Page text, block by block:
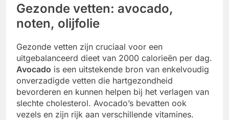
Gezonde vetten: avocado,
noten, olijfolie
Gezonde vetten zijn cruciaal voor een
uitgebalanceerd dieet van 2000 calorieën per dag.
Avocado is een uitstekende bron van enkelvoudig
onverzadigde vetten die hartgezondheid
bevorderen en kunnen helpen bij het verlagen van
slechte cholesterol. Avocado’s bevatten ook
vezels en zijn rijk aan verschillende vitamines.